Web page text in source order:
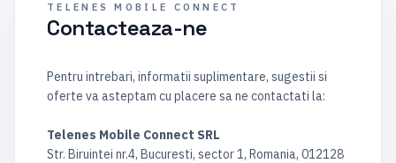
TELENES MOBILE CONNECT
Contacteaza-ne
Pentru intrebari, informatii suplimentare, sugestii si
oferte va asteptam cu placere sa ne contactati la:
Telenes Mobile Connect SRL
Str. Biruintei nr.4, Bucuresti, sector 1, Romania, 012128